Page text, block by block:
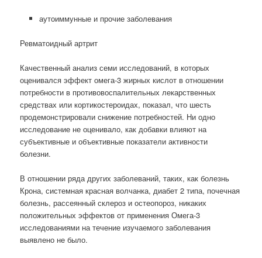
аутоиммунные и прочие заболевания
Ревматоидный артрит
Качественный анализ семи исследований, в которых
оценивался эффект омега-3 жирных кислот в отношении
потребности в противовоспалительных лекарственных
средствах или кортикостероидах, показал, что шесть
продемонстрировали снижение потребностей. Ни одно
исследование не оценивало, как добавки влияют на
субъективные и объективные показатели активности
болезни.
В отношении ряда других заболеваний, таких, как болезнь
Крона, системная красная волчанка, диабет 2 типа, почечная
болезнь, рассеянный склероз и остеопороз, никаких
положительных эффектов от применения Омега-3
исследованиями на течение изучаемого заболевания
выявлено не было.